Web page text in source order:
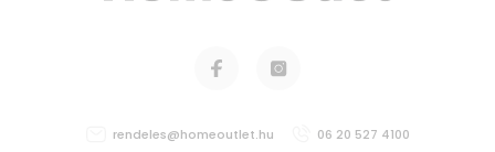
rendeles@homeoutlet.hu 06 20 527 4100